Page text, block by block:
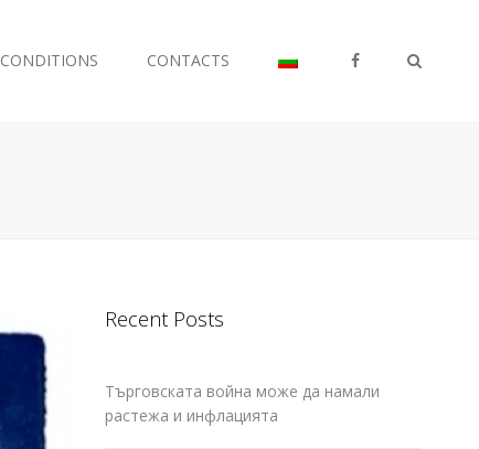
CONDITIONS CONTACTS FB
Recent Posts
Търговската война може да намали
растежа и инфлацията